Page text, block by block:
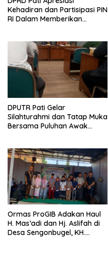
Kehadiran dan Partisipasi PIN
RI Dalam Memberikan
DPUTR Pati Gelar
Silahturahmi dan Tatap Muka
Bersama Puluhan Awak
Ormas ProGIB Adakan Haul
H. Mas’adi dan Hj. Aslifah di
Desa Sengonbugel, KH.